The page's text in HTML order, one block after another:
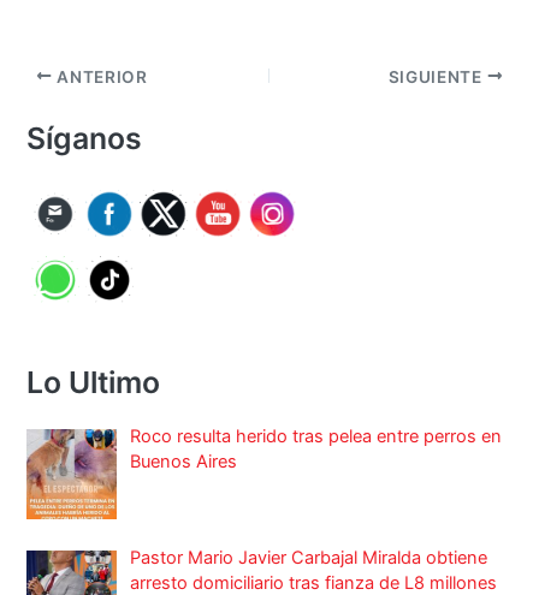
ANTERIOR SIGUIENTE
Síganos
Lo Ultimo
Roco resulta herido tras pelea entre perros en
Buenos Aires
Pastor Mario Javier Carbajal Miralda obtiene
arresto domiciliario tras fianza de L8 millones